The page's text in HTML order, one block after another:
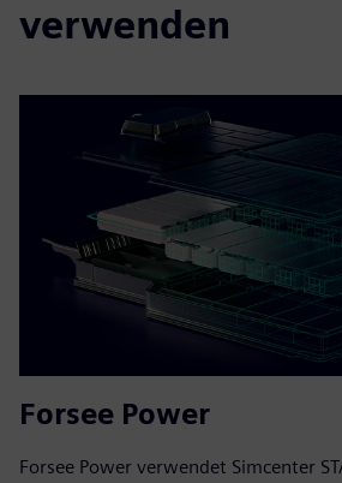
verwenden
Forsee Power
Forsee Power verwendet Simcenter